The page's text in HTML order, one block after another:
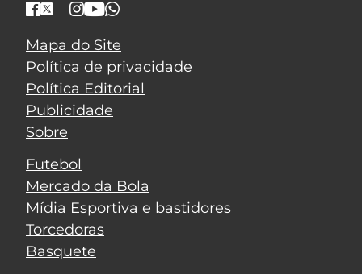
Mapa do Site
Política de privacidade
Política Editorial
Publicidade
Sobre
Futebol
Mercado da Bola
Mídia Esportiva e bastidores
Torcedoras
Basquete